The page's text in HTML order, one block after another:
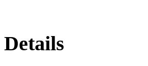
Details